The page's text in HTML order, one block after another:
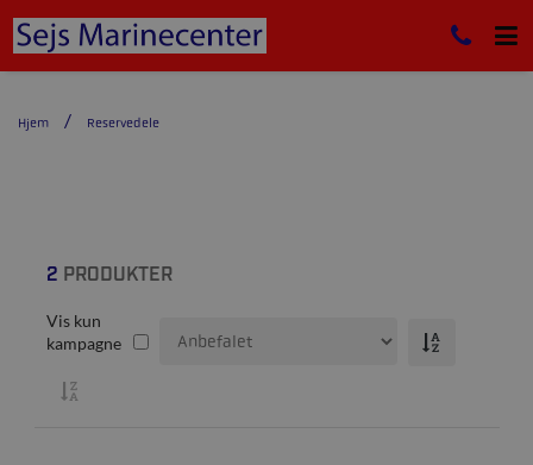
Hjem Reservedele
2 PRODUKTER
Vis kun
kampagne